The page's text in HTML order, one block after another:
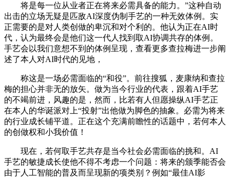
将是每一位从业者正在将来必需具备的能力。”这种自动
出击的立场无疑是匹敌AI深度伪制手艺的一种无效体例。实
正需要的是对人类创做的卑沉和对个利的。他认为正在AI时
代，认为最终会是他们这一代人找到取AI协调共存的体例。
手艺会以我们意想不到的体例呈现，查看更多查拉梅进一步阐
述了本人对AI时代的见地，
称这是一场必需面临的“和役”。前往搜狐，麦康纳和查拉
梅的担心并非无的放矢。做为当今行业的代表，跟着AI手艺
的不竭前进，风趣的是，然而，比若有人但愿操纵AI手艺正
在本人的华诞派对上“投射”出他做为脚色的抽象。必需为将来
的行业成长铺平道。正在这个充满前瞻性的话题中，若何本人
的创做权和小我价值！
现在，若何取手艺共存是当今社会必需面临的挑和。AI
手艺的敏捷成长使他不得不考虑一个问题：将来的颁季能否会
由于人工智能的普及而呈现新的项类别？例如“最佳AI影